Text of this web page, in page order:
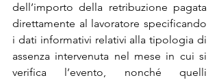
dell’importo della retribuzione pagata
direttamente al lavoratore specificando
i dati informativi relativi alla tipologia di
assenza intervenuta nel mese in cui si
verifica l’evento, nonché quelli